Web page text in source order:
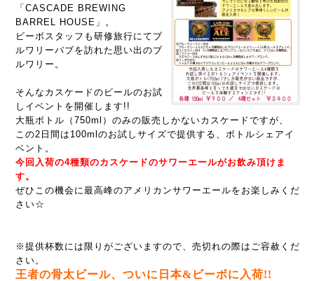
「CASCADE BREWING
BARREL HOUSE」。
ビーボスタッフも研修旅行にてブ
ルワリーパブを訪れた思い出のブ
ルワリー。
そんなカスケードのビールのお試
しイベントを開催します!!
大瓶ボトル（750ml）のみの販売しかないカスケードですが、
この2日間は100mlのお試しサイズで提供する、ボトルシェアイ
ベント。
今回入荷の4種類のカスケードのサワーエールがお飲み頂けま
す。
ぜひこの機会に最高峰のアメリカンサワーエールをお楽しみくだ
さい☆
※提供杯数には限りがございますので、売切れの際はご容赦くだ
さい。
王者の骨太ビール、ついに日本&ビーボに入荷!!